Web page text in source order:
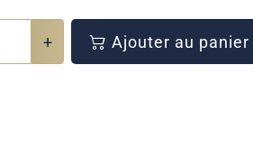
+ Ajouter au panier